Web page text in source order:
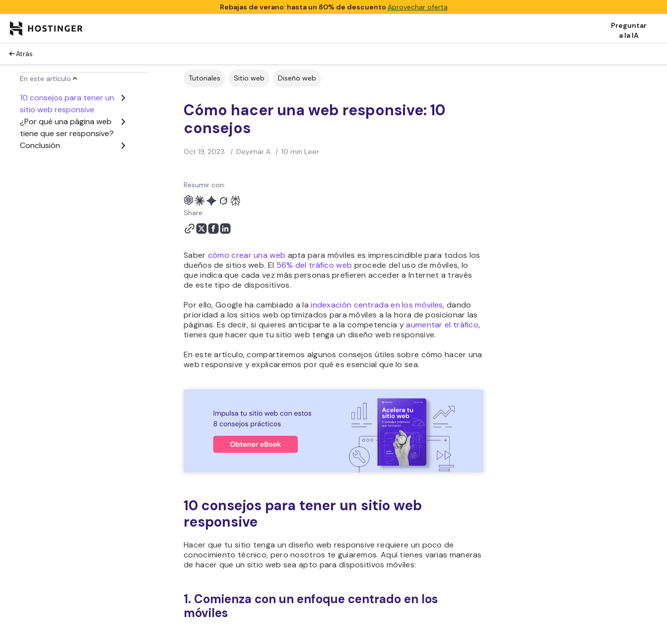
Rebajas de verano: hasta un 80% de descuento Aprovechar oferta
Preguntar
a la IA
Atrás
En este artículo
10 consejos para tener un
sitio web responsive
¿Por qué una página web
tiene que ser responsive?
Conclusión
Tutoriales Sitio web Diseño web
Cómo hacer una web responsive: 10
consejos
Oct 19, 2023 / Deyimar A. / 10 min Leer
Resumir con:
Share:
Saber cómo crear una web apta para móviles es imprescindible para todos los
dueños de sitios web. El 56% del tráfico web procede del uso de móviles, lo
que indica que cada vez más personas prefieren acceder a Internet a través
de este tipo de dispositivos.
Por ello, Google ha cambiado a laindexación centrada en los móviles, dando
prioridad a los sitios web optimizados para móviles a la hora de posicionar las
páginas. Es decir, si quieres anticiparte a la competencia yaumentar el tráfico,
tienes que hacer que tu sitio web tenga un diseño web responsive.
En este artículo, compartiremos algunos consejos útiles sobre cómo hacer una
web responsive y explicaremos por qué es esencial que lo sea.
10 consejos para tener un sitio web
responsive
Hacer que tu sitio tenga un diseño web responsive requiere un poco de
conocimiento técnico, pero nosotros te guiaremos. Aquí tienes varias maneras
de hacer que un sitio web sea apto para dispositivos móviles:
1. Comienza con un enfoque centrado en los
móviles